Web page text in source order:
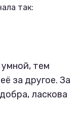
так:
тем
за другое. За
ласкова